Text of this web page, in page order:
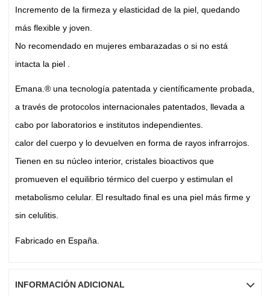
Incremento de la firmeza y elasticidad de la piel, quedando
más flexible y joven.
No recomendado en mujeres embarazadas o si no está
intacta la piel .
Emana.® una tecnología patentada y científicamente probada,
a través de protocolos internacionales patentados, llevada a
cabo por laboratorios e institutos independientes.
calor del cuerpo y lo devuelven en forma de rayos infrarrojos.
Tienen en su núcleo interior, cristales bioactivos que
promueven el equilibrio térmico del cuerpo y estimulan el
metabolismo celular. El resultado final es una piel más firme y
sin celulitis.
Fabricado en España.
INFORMACIÓN ADICIONAL